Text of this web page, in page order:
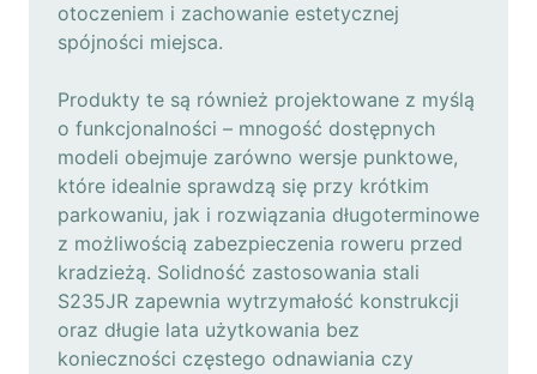
otoczeniem i zachowanie estetycznej
spójności miejsca.
Produkty te są również projektowane z myślą
o funkcjonalności – mnogość dostępnych
modeli obejmuje zarówno wersje punktowe,
które idealnie sprawdzą się przy krótkim
parkowaniu, jak i rozwiązania długoterminowe
z możliwością zabezpieczenia roweru przed
kradzieżą. Solidność zastosowania stali
S235JR zapewnia wytrzymałość konstrukcji
oraz długie lata użytkowania bez
konieczności częstego odnawiania czy